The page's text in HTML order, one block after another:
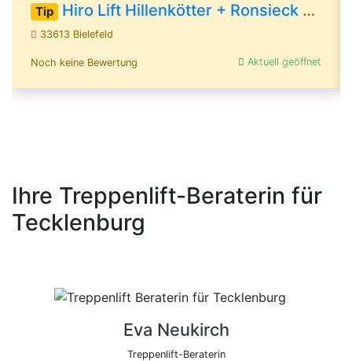
Tip Hiro Lift Hillenkötter + Ronsieck GmbH
33613 Bielefeld
Noch keine Bewertung Aktuell geöffnet
Ihre Treppenlift-Beraterin für
Tecklenburg
Eva Neukirch
Treppenlift-Beraterin